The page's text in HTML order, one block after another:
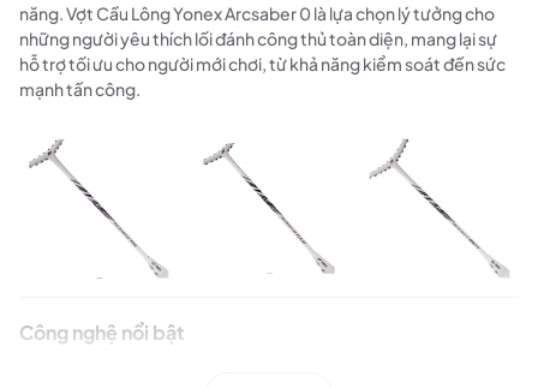
năng. Vợt Cầu Lông Yonex Arcsaber 0 là lựa chọn lý tưởng cho
những người yêu thích lối đánh công thủ toàn diện, mang lại sự
hỗ trợ tối ưu cho người mới chơi, từ khả năng kiểm soát đến sức
mạnh tấn công.
Công nghệ nổi bật